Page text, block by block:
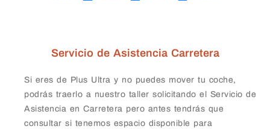
Servicio de Asistencia Carretera
Si eres de Plus Ultra y no puedes mover tu coche,
podrás traerlo a nuestro taller solicitando el Servicio de
Asistencia en Carretera pero antes tendrás que
consultar si tenemos espacio disponible para